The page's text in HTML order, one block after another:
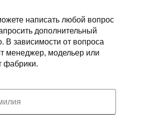
написать любой вопрос
дополнительный
В зависимости от вопроса
менеджер, модельер или
фабрики.